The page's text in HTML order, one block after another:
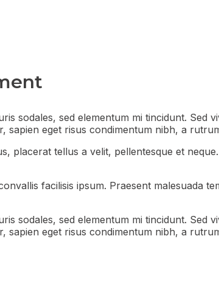
sodales, sed elementum mi tincidunt. Sed
sapien eget risus condimentum nibh, a
placerat tellus a velit, pellentesque et
facilisis ipsum. Praesent malesuada
sodales, sed elementum mi tincidunt. Sed
sapien eget risus condimentum nibh, a